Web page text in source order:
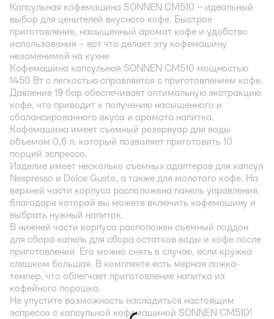
Капсульная кофемашина SONNEN CM510 – идеальный
выбор для ценителей вкусного кофе. Быстрое
приготовление, насыщенный аромат кофе и удобство
использования – вот что делает эту кофемашину
незаменимой на кухне
Кофемашина капсульная SONNEN CM510 мощностью
1450 Вт с легкостью справляется с приготовлением кофе.
Давление 19 бар обеспечивает оптимальную экстракцию
кофе, что приводит к получению насыщенного и
сбалансированного вкуса и аромата напитка.
Кофемашина имеет съемный резервуар для воды
объемом 0,6 л, который позволяет приготовить 10
порций эспрессо.
Изделие имеет несколько съемных адаптеров для капсул
Nespresso и Dolce Gustо, а также для молотого кофе. На
верхней части корпуса расположена панель управления,
благодаря которой вы можете включить кофемашину и
выбрать нужный напиток.
В нижней части корпуса расположен съемный поддон
для сбора капель для сбора остатков воды и кофе после
приготовления. Его можно снять в случае, если кружка
слишком большая. В комплекте есть мерная ложка-
темпер, что облегчает приготовление напитка из
кофейного порошка.
Не упустите возможность насладиться настоящим
эспрессо с капсульной кофемашиной SONNEN CM510!